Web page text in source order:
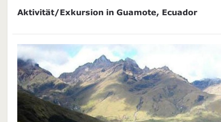
Aktivität/Exkursion in Guamote, Ecuador